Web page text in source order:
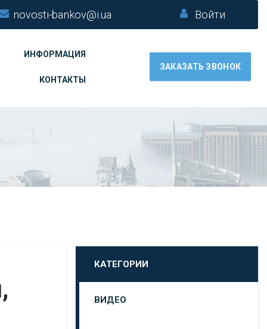
novosti-bankov@i.ua Войти
ИНФОРМАЦИЯ
КОНТАКТЫ
ЗАКАЗАТЬ ЗВОНОК
КАТЕГОРИИ
ВИДЕО